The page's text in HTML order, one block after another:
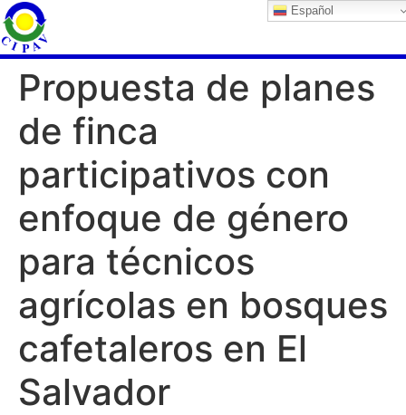
Propuesta de planes
de finca
participativos con
enfoque de género
para técnicos
agrícolas en bosques
cafetaleros en El
Salvador
Español